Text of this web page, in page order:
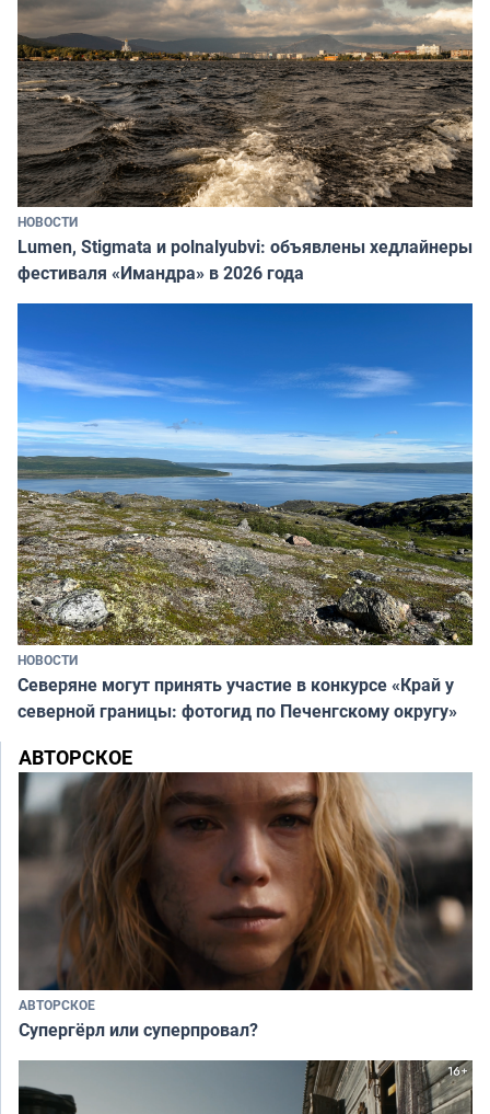
НОВОСТИ
Lumen, Stigmata и polnalyubvi: объявлены хедлайнеры
фестиваля «Имандра» в 2026 года
НОВОСТИ
Северяне могут принять участие в конкурсе «Край у
северной границы: фотогид по Печенгскому округу»
АВТОРСКОЕ
АВТОРСКОЕ
Супергёрл или суперпровал?